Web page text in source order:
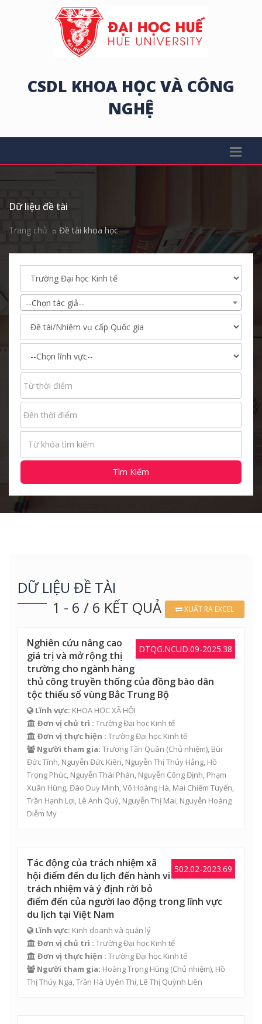
CSDL KHOA HỌC VÀ CÔNG
NGHỆ
Dữ liệu đề tài
Trang chủ Đề tài khoa học
--Chọn tác giả--
Tìm Kiếm
DỮ LIỆU ĐỀ TÀI
1 - 6 / 6 KẾT QUẢ
XUẤT RA EXCEL
DTQG.NCUD.09-2025.38
Nghiên cứu nâng cao
giá trị và mở rộng thị
trường cho ngành hàng
thủ công truyền thống của đồng bào dân
tộc thiểu số vùng Bắc Trung Bộ
Lĩnh vực: KHOA HỌC XÃ HỘI
Đơn vị chủ trì : Trường Đại học Kinh tế
Đơn vị thực hiện : Trường Đại học Kinh tế
Người tham gia: Trương Tấn Quân (Chủ nhiệm), Bùi
Đức Tính, Nguyễn Đức Kiên, Nguyễn Thị Thúy Hằng, Hồ
Trọng Phúc, Nguyễn Thái Phán, Nguyễn Công Định, Phạm
Xuân Hùng,Đào Duy Minh,Võ Hoàng Hà, Mai Chiếm Tuyến,
Trần Hạnh Lợi, Lê Anh Quý, Nguyễn Thị Mai, Nguyễn Hoàng
Diễm My
502.02-2023.69
Tác động của trách nhiệm xã
hội điểm đến du lịch đến hành vi
trách nhiệm và ý định rời bỏ
điểm đến của người lao động trong lĩnh vực
du lịch tại Việt Nam
Lĩnh vực: Kinh doanh và quản lý
Đơn vị chủ trì : Trường Đại học Kinh tế
Đơn vị thực hiện : Trường Đại học Kinh tế
Người tham gia: Hoàng Trọng Hùng (Chủ nhiệm), Hồ
Thị Thúy Nga,Trần Hà Uyên Thi, Lê Thị Quỳnh Liên